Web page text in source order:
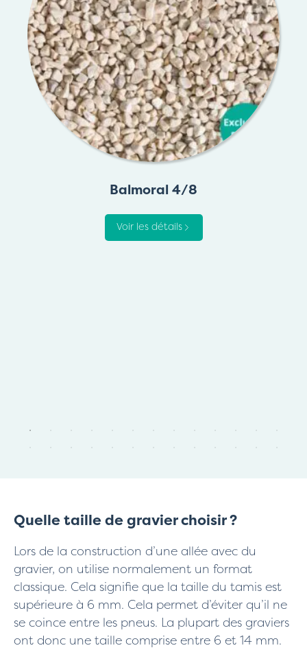
Balmoral 4/8
Voir les détails
Quelle taille de gravier choisir ?
Lors de la construction d’une allée avec du
gravier, on utilise normalement un format
classique. Cela signifie que la taille du tamis est
supérieure à 6 mm. Cela permet d’éviter qu’il ne
se coince entre les pneus. La plupart des graviers
ont donc une taille comprise entre 6 et 14 mm.